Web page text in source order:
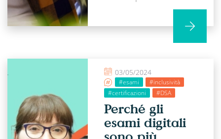
03/05/2024
#esami
#inclusività
#certificazioni
#DSA
Perché gli
esami digitali